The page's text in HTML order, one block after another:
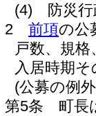
(4)
防災
2
前項の公
戸数、規
入居時期
(公募の例
第5条
町長